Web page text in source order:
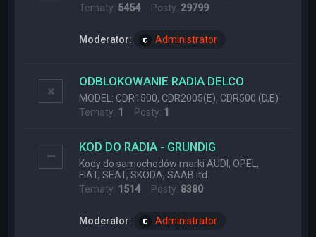
Tematy: 5454Posty: 29799
Moderator: Administrator
ODBLOKOWANIE RADIA DELCO
MODEL: CDR1500, CDR2005(E), CDR500 (D,E)
Tematy: 1 Posty: 1
KOD DO RADIA - GRUNDIG
Kody do samochodów marki AUDI, OPEL,
FIAT, SEAT, SKODA, SAAB itd.
Tematy: 1514Posty: 8380
Moderator: Administrator